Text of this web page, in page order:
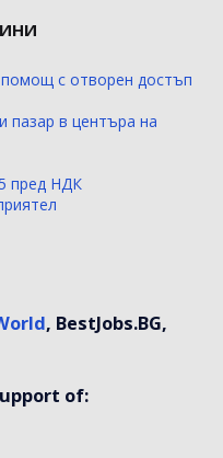
с отворен достъп
пазар в центъра на
пред НДК
, BestJobs.BG,
of: